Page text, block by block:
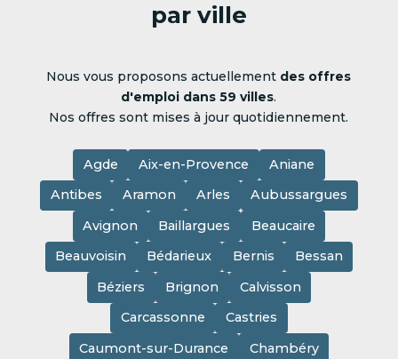
par ville
Nous vous proposons actuellement des offres
d'emploi dans 59 villes.
Nos offres sont mises à jour quotidiennement.
Agde Aix-en-Provence
Aniane
Antibes
Aramon Arles
Aubussargues
Avignon
Baillargues
Beaucaire
Beauvoisin
Bédarieux Bernis
Bessan
Béziers
Brignon
Calvisson
Carcassonne
Castries
Caumont-sur-Durance
Chambéry